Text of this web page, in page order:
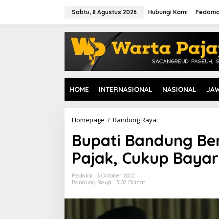
Sabtu, 8 Agustus 2026 Hubungi Kami
HOME INTERNASIONAL NASIONAL
Homepage / Bandung Raya
p
a
t
i
d
Bupati Bandung
Pajak, Cukup
Redaksi
3 Oktober 2022
Bandung Raya
3102 Dilihat